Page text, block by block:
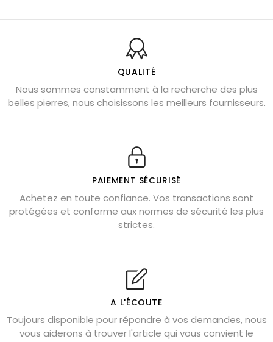
Bienfaits de la sélénite – pierre des anges
L’améthyste est-elle faite pour moi ?
Chrysocolle : pierre apaisante
Obsidienne dorée : vertus et signification
Véritable citrine naturelle non chauffée
Où placer la citrine dans la maison
Cornaline : propriétés magiques
Capricorne : quelles pierres choisir
Shungite : purification et protection
Bagues en labradorite argent 925
Lapis lazuli : propriétés et précautions
QUALITÉ
Nous sommes constamment à la recherche des plus
belles pierres, nous choisissons les meilleurs fournisseurs.
PAIEMENT SÉCURISÉ
Achetez en toute confiance. Vos transactions sont
protégées et conforme aux normes de sécurité les plus
strictes.
A L'ÉCOUTE
Toujours disponible pour répondre à vos demandes, nous
vous aiderons à trouver l'article qui vous convient le